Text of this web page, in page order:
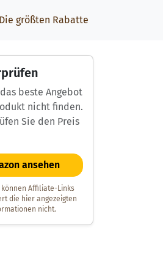
Die größten Rabatte
beste Angebot
nicht finden.
Sie den Preis
ansehen
können Affiliate-Links
die hier angezeigten
nicht.